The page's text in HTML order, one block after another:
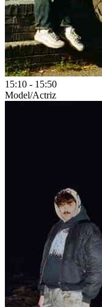
15:10 - 15:50
Model/Actriz